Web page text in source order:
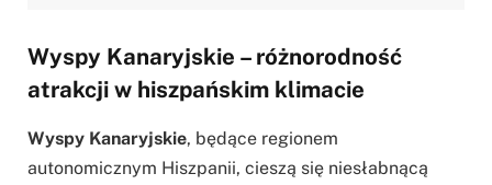
Wyspy Kanaryjskie – różnorodność
atrakcji w hiszpańskim klimacie
Wyspy Kanaryjskie, będące regionem
autonomicznym Hiszpanii, cieszą się niesłabnącą